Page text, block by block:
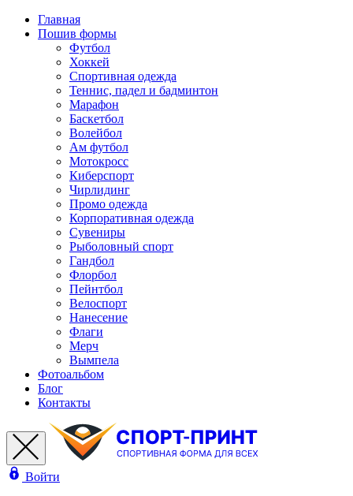
Главная
Пошив формы
Футбол
Хоккей
Спортивная одежда
Теннис, падел и бадминтон
Марафон
Баскетбол
Волейбол
Ам футбол
Мотокросс
Киберспорт
Чирлидинг
Промо одежда
Корпоративная одежда
Сувениры
Рыболовный спорт
Гандбол
Флорбол
Пейнтбол
Велоспорт
Нанесение
Флаги
Мерч
Вымпела
Фотоальбом
Блог
Контакты
Войти